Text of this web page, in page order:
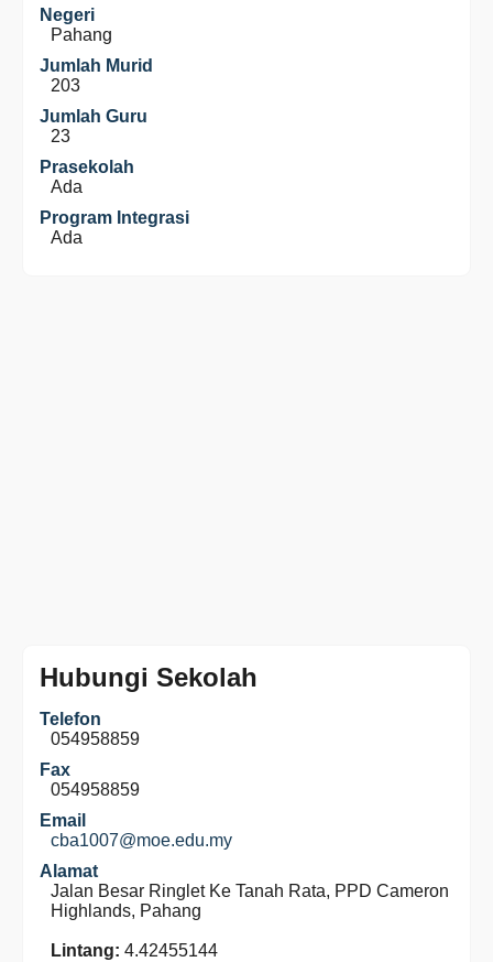
Negeri
Pahang
Jumlah Murid
203
Jumlah Guru
23
Prasekolah
Ada
Program Integrasi
Ada
Hubungi Sekolah
Telefon
054958859
Fax
054958859
Email
cba1007@moe.edu.my
Alamat
Jalan Besar Ringlet Ke Tanah Rata, PPD Cameron
Highlands, Pahang
Lintang: 4.42455144